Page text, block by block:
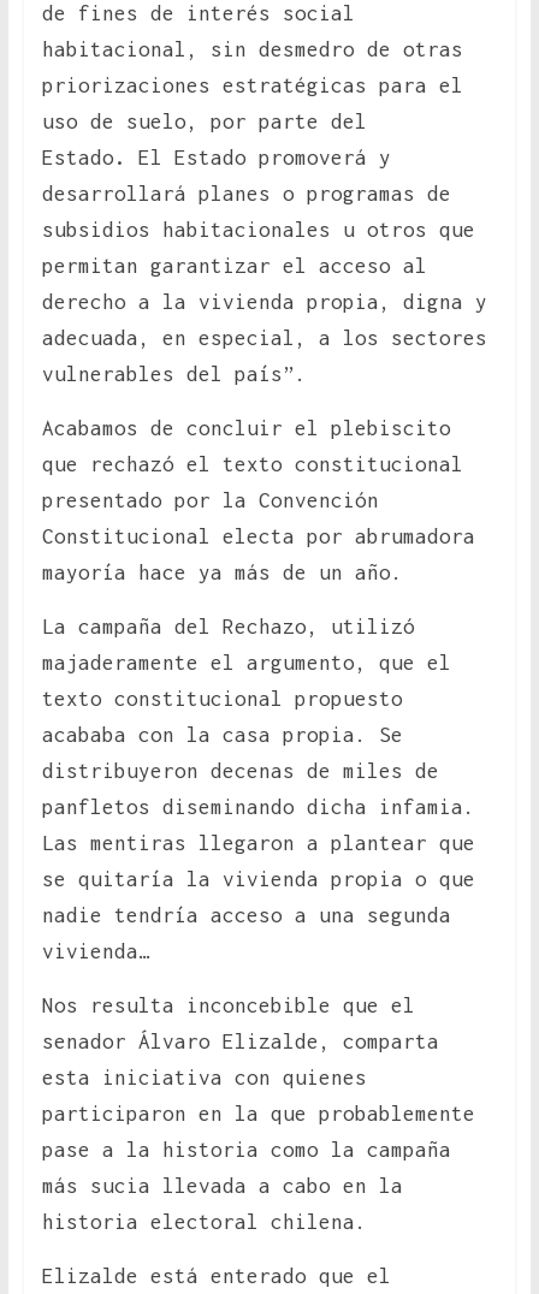
de fines de interés social
habitacional, sin desmedro de otras
priorizaciones estratégicas para el
uso de suelo, por parte del
Estado . El Estado promoverá y
desarrollará planes o programas de
subsidios habitacionales u otros que
permitan garantizar el acceso al
derecho a la vivienda propia, digna y
adecuada, en especial, a los sectores
vulnerables del país”.
Acabamos de concluir el plebiscito
que rechazó el texto constitucional
presentado por la Convención
Constitucional electa por abrumadora
mayoría hace ya más de un año.
La campaña del Rechazo, utilizó
majaderamente el argumento, que el
texto constitucional propuesto
acababa con la casa propia. Se
distribuyeron decenas de miles de
panfletos diseminando dicha infamia.
Las mentiras llegaron a plantear que
se quitaría la vivienda propia o que
nadie tendría acceso a una segunda
vivienda…
Nos resulta inconcebible que el
senador Álvaro Elizalde, comparta
esta iniciativa con quienes
participaron en la que probablemente
pase a la historia como la campaña
más sucia llevada a cabo en la
historia electoral chilena.
Elizalde está enterado que el